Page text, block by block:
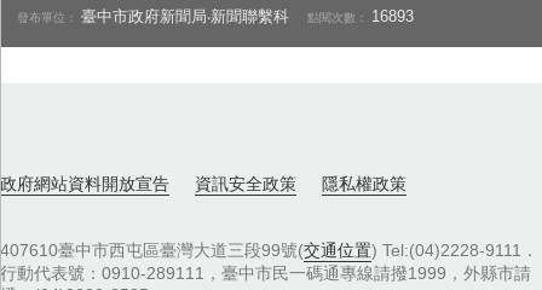
發布單位：臺中市政府新聞局‧新聞聯繫科 點閱次數： 16893
政府網站資料開放宣告 資訊安全政策 隱私權政策
407610臺中市西屯區臺灣大道三段99號(交通位置) Tel:(04)2228-9111．
行動代表號：0910-289111，臺中市民一碼通專線請撥1999，外縣市請